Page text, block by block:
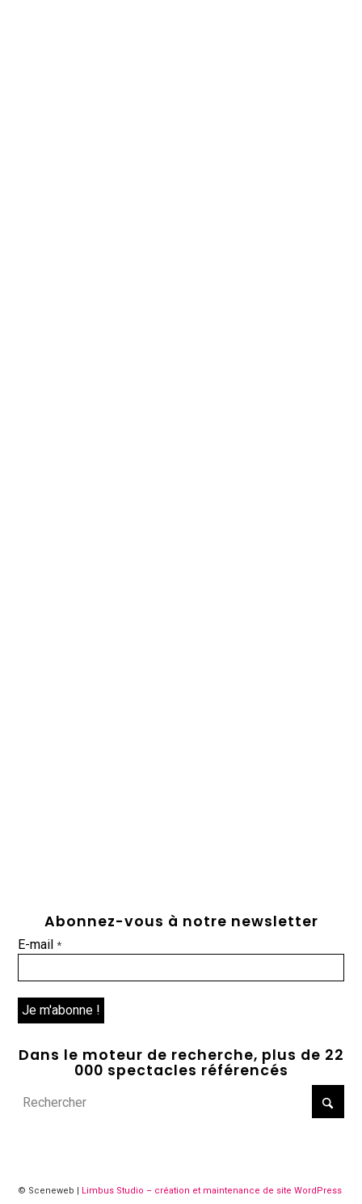
Abonnez-vous à notre newsletter
E-mail*
Dans le moteur de recherche, plus de 22
000 spectacles référencés
© Sceneweb | Limbus Studio – création et maintenance de site WordPress